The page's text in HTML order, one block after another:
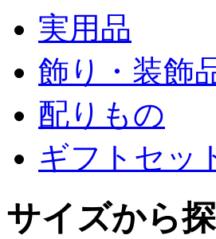
実用品
飾り・装飾
配りもの
ギフトセッ
サイズから